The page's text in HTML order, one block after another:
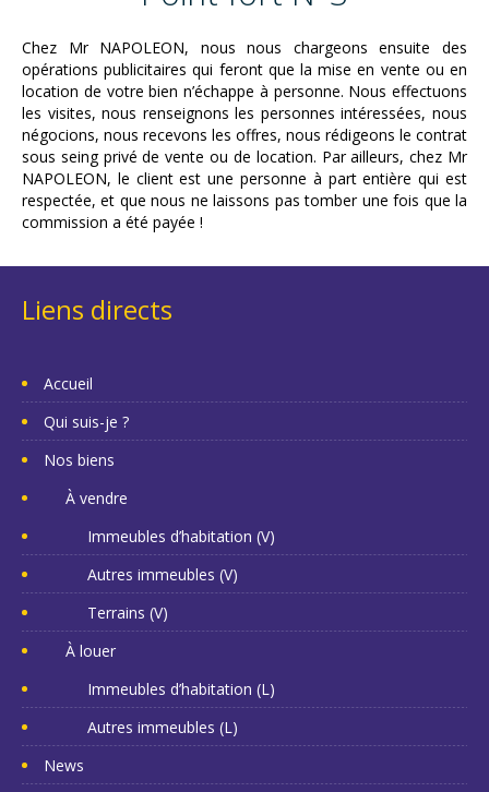
Chez Mr NAPOLEON, nous nous chargeons ensuite des
opérations publicitaires qui feront que la mise en vente ou en
location de votre bien n’échappe à personne. Nous effectuons
les visites, nous renseignons les personnes intéressées, nous
négocions, nous recevons les offres, nous rédigeons le contrat
sous seing privé de vente ou de location. Par ailleurs, chez Mr
NAPOLEON, le client est une personne à part entière qui est
respectée, et que nous ne laissons pas tomber une fois que la
commission a été payée !
Liens directs
Accueil
Qui suis-je ?
Nos biens
À vendre
Immeubles d’habitation (V)
Autres immeubles (V)
Terrains (V)
À louer
Immeubles d’habitation (L)
Autres immeubles (L)
News